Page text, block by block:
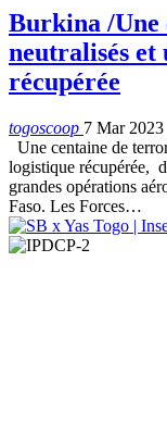
Burkina /Une
neutralisés et
récupérée
togoscoop 7 Mar 2023
Une centaine de
logistique récupérée,
grandes opérations
Faso. Les Forces…